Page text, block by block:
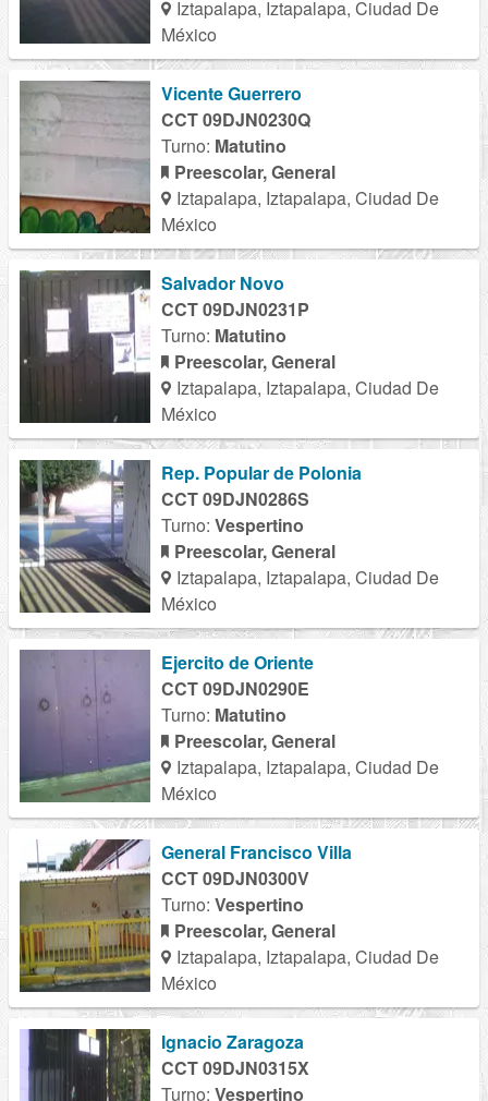
Iztapalapa, Iztapalapa, Ciudad De
México
Vicente Guerrero
CCT 09DJN0230Q
Turno: Matutino
Preescolar, General
Iztapalapa, Iztapalapa, Ciudad De
México
Salvador Novo
CCT 09DJN0231P
Turno: Matutino
Preescolar, General
Iztapalapa, Iztapalapa, Ciudad De
México
Rep. Popular de Polonia
CCT 09DJN0286S
Turno: Vespertino
Preescolar, General
Iztapalapa, Iztapalapa, Ciudad De
México
Ejercito de Oriente
CCT 09DJN0290E
Turno: Matutino
Preescolar, General
Iztapalapa, Iztapalapa, Ciudad De
México
General Francisco Villa
CCT 09DJN0300V
Turno: Vespertino
Preescolar, General
Iztapalapa, Iztapalapa, Ciudad De
México
Ignacio Zaragoza
CCT 09DJN0315X
Turno: Vespertino